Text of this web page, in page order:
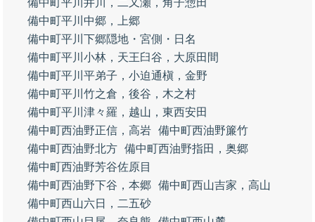
備中町平川井川，二又瀬，角子惣田
備中町平川中郷，上郷
備中町平川下郷隠地・宮側・日名
備中町平川小林，天王臼谷，大原田間
備中町平川平弟子，小迫通槇，金野
備中町平川竹之倉，後谷，木之村
備中町平川津々羅，越山，東西安田
備中町西油野正信，高岩 備中町西油野簾竹
備中町西油野北方 備中町西油野指田，奥郷
備中町西油野芳谷佐原目
備中町西油野下谷，本郷 備中町西山吉家，高山
備中町西山六日，二五砂